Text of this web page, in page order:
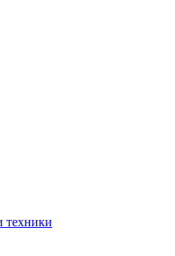
техники